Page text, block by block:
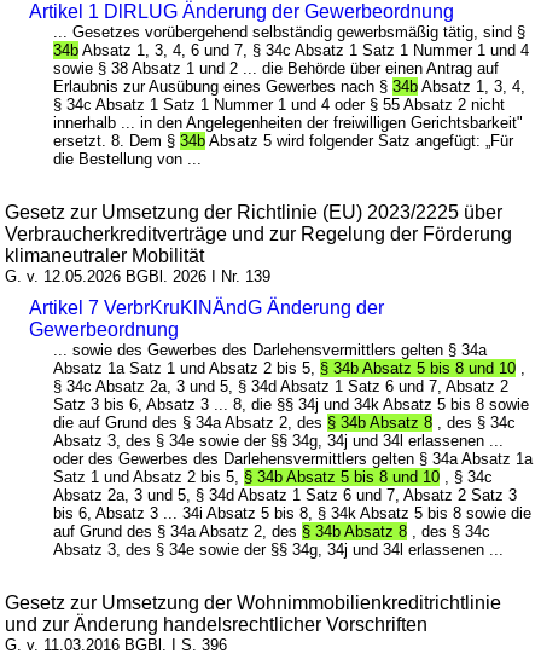
Artikel 1 DlRLUG Änderung der Gewerbeordnung
... Gesetzes vorübergehend selbständig gewerbsmäßig tätig, sind §
34b Absatz 1, 3, 4, 6 und 7, § 34c Absatz 1 Satz 1 Nummer 1 und 4
sowie § 38 Absatz 1 und 2 ... die Behörde über einen Antrag auf
Erlaubnis zur Ausübung eines Gewerbes nach §34b Absatz 1, 3, 4,
§ 34c Absatz 1 Satz 1 Nummer 1 und 4 oder § 55 Absatz 2 nicht
innerhalb ... in den Angelegenheiten der freiwilligen Gerichtsbarkeit"
ersetzt. 8. Dem §34b Absatz 5 wird folgender Satz angefügt: „Für
die Bestellung von ...
Gesetz zur Umsetzung der Richtlinie (EU) 2023/2225 über
Verbraucherkreditverträge und zur Regelung der Förderung
klimaneutraler Mobilität
G. v. 12.05.2026 BGBl. 2026 I Nr. 139
Artikel 7 VerbrKruKlNÄndG Änderung der
Gewerbeordnung
... sowie des Gewerbes des Darlehensvermittlers gelten § 34a
Absatz 1a Satz 1 und Absatz 2 bis 5, § 34b Absatz 5 bis 8 und 10 ,
§ 34c Absatz 2a, 3 und 5, § 34d Absatz 1 Satz 6 und 7, Absatz 2
Satz 3 bis 6, Absatz 3 ... 8, die §§ 34j und 34k Absatz 5 bis 8 sowie
die auf Grund des § 34a Absatz 2, des § 34b Absatz 8 , des § 34c
Absatz 3, des § 34e sowie der §§ 34g, 34j und 34l erlassenen ...
oder des Gewerbes des Darlehensvermittlers gelten § 34a Absatz 1a
Satz 1 und Absatz 2 bis 5, § 34b Absatz 5 bis 8 und 10 , § 34c
Absatz 2a, 3 und 5, § 34d Absatz 1 Satz 6 und 7, Absatz 2 Satz 3
bis 6, Absatz 3 ... 34i Absatz 5 bis 8, § 34k Absatz 5 bis 8 sowie die
auf Grund des § 34a Absatz 2, des § 34b Absatz 8 , des § 34c
Absatz 3, des § 34e sowie der §§ 34g, 34j und 34l erlassenen ...
Gesetz zur Umsetzung der Wohnimmobilienkreditrichtlinie
und zur Änderung handelsrechtlicher Vorschriften
G. v. 11.03.2016 BGBl. I S. 396